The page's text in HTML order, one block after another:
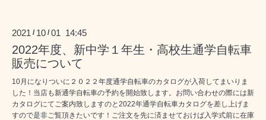
2021 / 10 /01 14:45
2022年度、新中学１年生・高校生通学自転車
販売について
10月になりついに２０２２年度通学自転車のカタログが入荷してまいりま
した！当店も新通学自転車の予約を開始致します。お問い合わせの際には新
カタログにてご案内致しますのと2022年通学自転車カタログを差し上げま
すので是非ご覧頂きたいです！ご注文を先に済ませておけば入学式前に在庫